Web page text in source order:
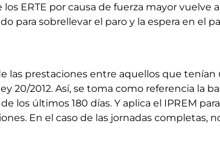
ERTE por causa de fuerza mayor vuelve
para sobrellevar el paro y la espera en el
las prestaciones entre aquellos que
2012. Así, se toma como referencia la
los últimos 180 días. Y aplica el IPREM
En el caso de las jornadas completas,